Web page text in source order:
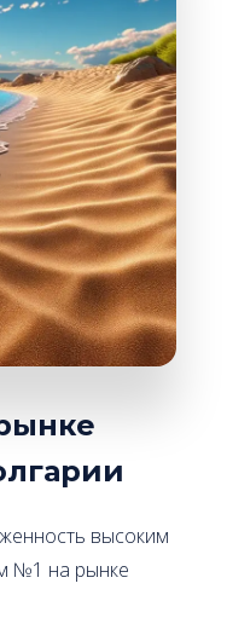
высоким
№1 на рынке